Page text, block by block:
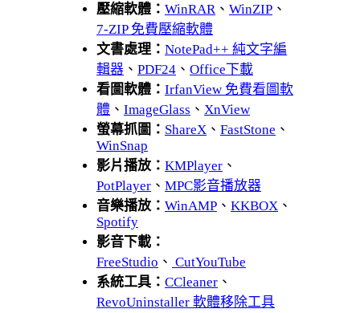
壓縮軟體： WinRAR、 WinZIP 、
7-ZIP 免費壓縮軟體
文書處理： NotePad++ 純文字編
輯器 、 PDF24 、 Office下載
看圖軟體： IrfanView 免費看圖軟
體 、 ImageGlass 、 XnView
螢幕抓圖： ShareX 、 FastStone 、
WinSnap
影片播放： KMPlayer 、
PotPlayer 、 MPC影音播放器
音樂播放： WinAMP 、 KKBOX 、
Spotify
影音下載：
FreeStudio 、 CutYouTube
系統工具： CCleaner 、
RevoUninstaller 軟體移除工具